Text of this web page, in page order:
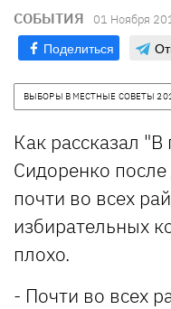
СОБЫТИЯ 01 Ноября
Поделиться
ВЫБОРЫ В МЕСТНЫЕ СОВЕТЫ
Как рассказал
Сидоренко
почти во всех
избирательных
плохо.
- Почти во всех